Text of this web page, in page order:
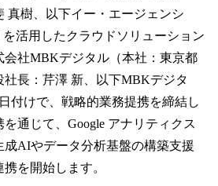
真樹、以下イー・エージェンシ
を活用したクラウドソリューション
会社MBKデジタル（本社：東京都
長：芹澤 新、以下MBKデジタ
付けで、戦略的業務提携を締結し
通じて、Google アナリティクス
AIやデータ分析基盤の構築支援
を開始します。